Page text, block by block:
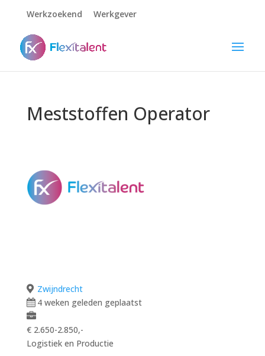
Werkzoekend Werkgever
Meststoffen Operator
Zwijndrecht
4 weken geleden geplaatst
€ 2.650-2.850,-
Logistiek en Productie